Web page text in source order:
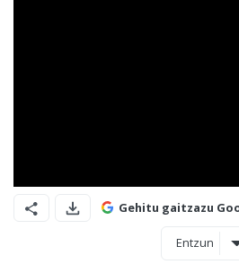
Gehitu gaitzazu
Entzun